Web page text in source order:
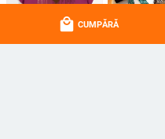
local_mall CUMPĂRĂ
transfrontalieră europeană și
americană Amazon Fake Tricou din
două piese cu mânecă cinci sferturi